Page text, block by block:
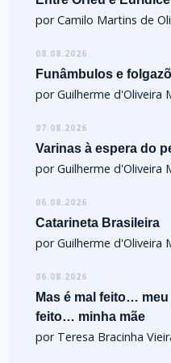
por Camilo Martins de
08.08.2026
Funâmbulos e
por Guilherme d'Oliveira
07.08.2026
Varinas à espera do
por Guilherme d'Oliveira
06.08.2026
Catarineta Brasileira
por Guilherme d'Oliveira
06.08.2026
Mas é mal feito…
feito… minha mãe
por Teresa Bracinha